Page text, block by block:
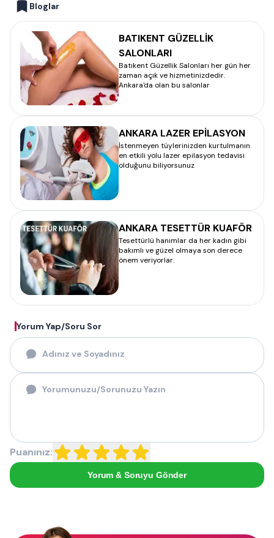
Bloglar
BATIKENT GÜZELLİK
SALONLARI
Batıkent Güzellik Salonları her gün her
zaman açık ve hizmetinizdedir.
Ankara'da olan bu salonlar
ANKARA LAZER EPİLASYON
İstenmeyen tüylerinizden kurtulmanın
en etkili yolu lazer epilasyon tedavisi
olduğunu biliyorsunuz
ANKARA TESETTÜR KUAFÖR
Tesettürlü hanımlar da her kadın gibi
bakımlı ve güzel olmaya son derece
önem veriyorlar.
Yorum Yap/Soru Sor
Puanınız:
Yorum & Soruyu Gönder